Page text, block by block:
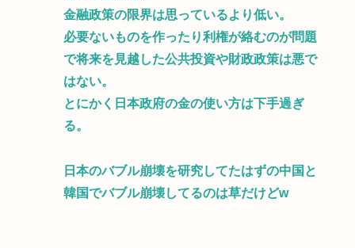
金融政策の限界は思っているより低い。
必要ないものを作ったり利権が絡むのが問題
で将来を見越した公共投資や財政政策は悪で
はない。
とにかく日本政府の金の使い方は下手過ぎ
る。
日本のバブル崩壊を研究してたはずの中国と
韓国でバブル崩壊してるのは草だけどw